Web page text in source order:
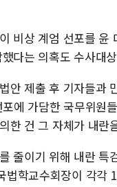
비상 계엄 선포를
다는 의혹도 수사대
안 제출 후 기자들과
에 가담한 국무위원
한 건 그 자체가 내란
줄이기 위해 내란 특
법학교수회장이 각각